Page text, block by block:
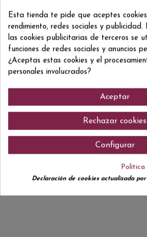
Detalles del producto
Reviews (0)
Partida especial destilada en 1977 que estuvo
meses en barrica de Oloroso de Jerez. Solo se
esta colección irrepetible.
No hay reseñas de clientes en
Esta tienda te pide que aceptes
rendimiento, redes sociales y publicidad.
las cookies publicitarias de terceros se
funciones de redes sociales y anuncios
¿Aceptas estas cookies y el
personales involucrados?
Aceptar
Rechazar cookies
Configurar
Política
Declaración de cookies actualizada